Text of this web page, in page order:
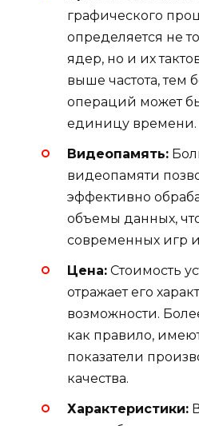
графического
определяется не
ядер, но и их
выше частота, тем
операций может
единицу времени.
Видеопамять:
видеопамяти
эффективно
объемы данных,
современных игр
Цена: Стоимость
отражает его
возможности.
как правило,
показатели
качества.
Характеристики: